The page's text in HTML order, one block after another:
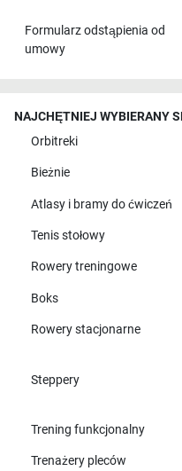
Formularz odstąpienia od
umowy
NAJCHĘTNIEJ WYBIERANY
Orbitreki
Bieżnie
Atlasy i bramy do ćwiczeń
Tenis stołowy
Rowery treningowe
Boks
Rowery stacjonarne
Steppery
Trening funkcjonalny
Trenażery pleców